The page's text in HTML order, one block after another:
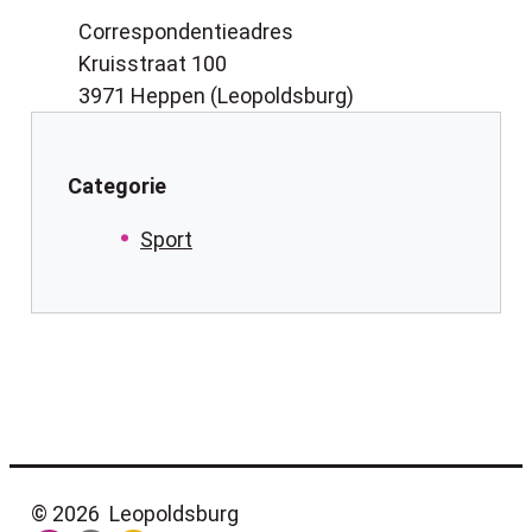
NaamCorrespondentieadres
AdresKruisstraat 100
,3971 Heppen (Leopoldsburg)
Categorie
Sport
© 2026 Leopoldsburg